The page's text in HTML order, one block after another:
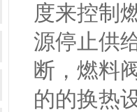
度来控制
源停止供
断，燃料
的的换热